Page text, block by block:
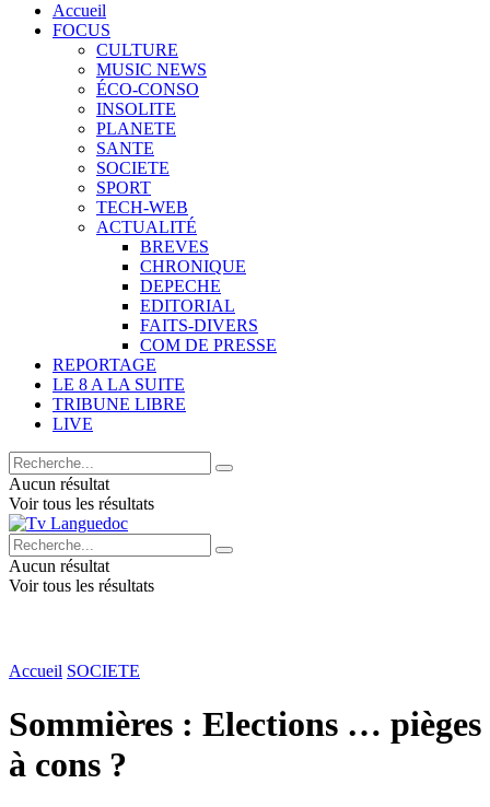
Accueil
FOCUS
CULTURE
MUSIC NEWS
ÉCO-CONSO
INSOLITE
PLANETE
SANTE
SOCIETE
SPORT
TECH-WEB
ACTUALITÉ
BREVES
CHRONIQUE
DEPECHE
EDITORIAL
FAITS-DIVERS
COM DE PRESSE
REPORTAGE
LE 8 A LA SUITE
TRIBUNE LIBRE
LIVE
Aucun résultat
Voir tous les résultats
Aucun résultat
Voir tous les résultats
Accueil SOCIETE
Sommières : Elections … pièges
à cons ?